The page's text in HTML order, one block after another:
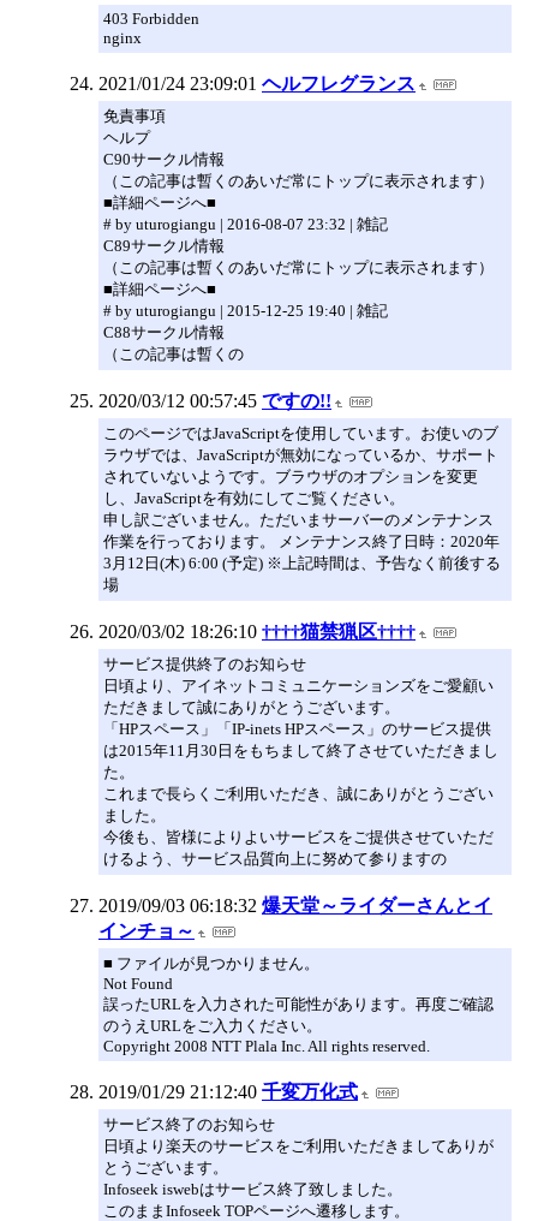
403 Forbidden
nginx
2021/01/24 23:09:01 ヘルフレグランス
免責事項
ヘルプ
C90サークル情報
（この記事は暫くのあいだ常にトップに表示されます）
■詳細ページへ■
# by uturogiangu | 2016-08-07 23:32 | 雑記
C89サークル情報
（この記事は暫くのあいだ常にトップに表示されます）
■詳細ページへ■
# by uturogiangu | 2015-12-25 19:40 | 雑記
C88サークル情報
（この記事は暫くの
2020/03/12 00:57:45 ですの!!
このページではJavaScriptを使用しています。お使いのブ
ラウザでは、JavaScriptが無効になっているか、サポート
されていないようです。ブラウザのオプションを変更
し、JavaScriptを有効にしてご覧ください。
申し訳ございません。ただいまサーバーのメンテナンス
作業を行っております。 メンテナンス終了日時：2020年
3月12日(木) 6:00 (予定) ※上記時間は、予告なく前後する
場
2020/03/02 18:26:10 ††††猫禁猟区††††
サービス提供終了のお知らせ
日頃より、アイネットコミュニケーションズをご愛顧い
ただきまして誠にありがとうございます。
「HPスペース」「IP-inets HPスペース」のサービス提供
は2015年11月30日をもちまして終了させていただきまし
た。
これまで長らくご利用いただき、誠にありがとうござい
ました。
今後も、皆様によりよいサービスをご提供させていただ
けるよう、サービス品質向上に努めて参りますの
2019/09/03 06:18:32 爆天堂～ライダーさんとイ
インチョ～
■ ファイルが見つかりません。
Not Found
誤ったURLを入力された可能性があります。再度ご確認
のうえURLをご入力ください。
Copyright 2008 NTT Plala Inc. All rights reserved.
2019/01/29 21:12:40 千変万化式
サービス終了のお知らせ
日頃より楽天のサービスをご利用いただきましてありが
とうございます。
Infoseek iswebはサービス終了致しました。
このままInfoseek TOPページへ遷移します。